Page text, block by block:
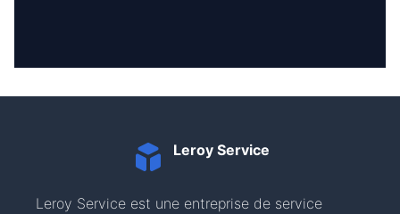
Leroy Service
Leroy Service est une entreprise de service